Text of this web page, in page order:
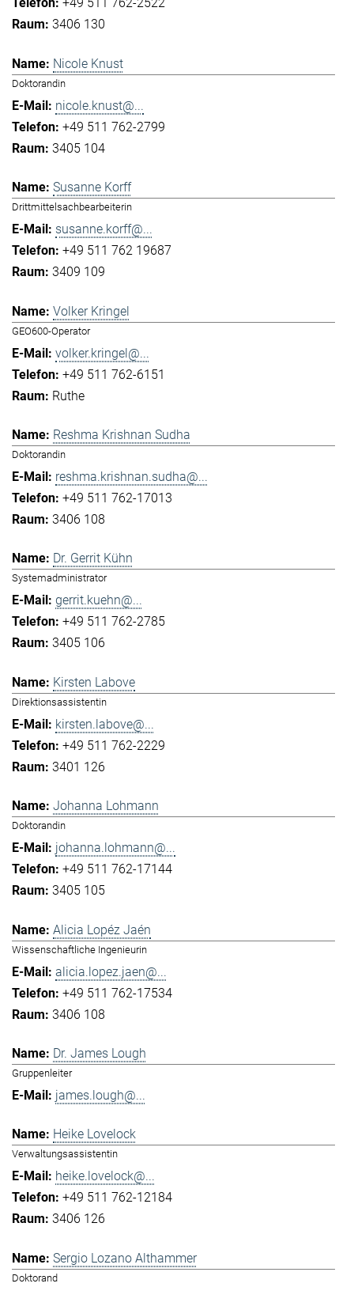
+49 511 762-2522
3406 130
Nicole Knust
Doktorandin
nicole.knust@...
+49 511 762-2799
3405 104
Susanne Korff
Drittmittelsachbearbeiterin
susanne.korff@...
+49 511 762 19687
3409 109
Volker Kringel
GEO600-Operator
volker.kringel@...
+49 511 762-6151
Ruthe
Reshma Krishnan Sudha
Doktorandin
reshma.krishnan.sudha@...
+49 511 762-17013
3406 108
Dr. Gerrit Kühn
Systemadministrator
gerrit.kuehn@...
+49 511 762-2785
3405 106
Kirsten Labove
Direktionsassistentin
kirsten.labove@...
+49 511 762-2229
3401 126
Johanna Lohmann
Doktorandin
johanna.lohmann@...
+49 511 762-17144
3405 105
Alicia Lopéz Jaén
Wissenschaftliche Ingenieurin
alicia.lopez.jaen@...
+49 511 762-17534
3406 108
Dr. James Lough
Gruppenleiter
james.lough@...
Heike Lovelock
Verwaltungsassistentin
heike.lovelock@...
+49 511 762-12184
3406 126
Sergio Lozano Althammer
Doktorand